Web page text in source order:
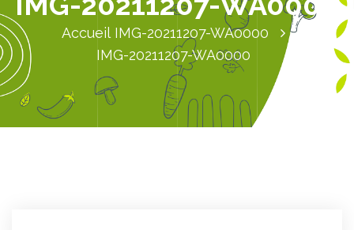
Accueil IMG-20211207-WA0000
IMG-20211207-WA0000